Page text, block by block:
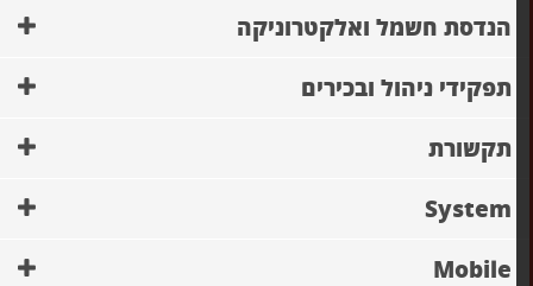
הנדסת חשמל ואלקטרוניקה
תפקידי ניהול ובכירים
תקשורת
System
Mobile